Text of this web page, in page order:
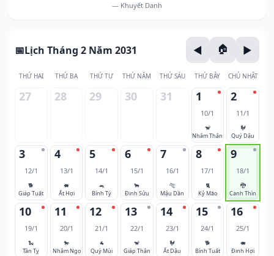
— Khuyết Danh
Lịch Tháng 2 Năm 2031
THỨ HAI THỨ BA THỨ TƯ THỨ NĂM THỨ SÁU THỨ BẢY CHỦ NHẬT
27 28 29 30 31 1
10/1
🐒
Nhâm Thân
2
11/1
🐓
Quý Dậu
3
12/1
🐕
Giáp Tuất
4
13/1
🐖
Ất Hợi
5
14/1
🐀
Bính Tý
6
15/1
🐂
Đinh Sửu
7
16/1
🐅
Mậu Dần
8
17/1
🐈
Kỷ Mão
9
18/1
🐉
Canh Thìn
10
19/1
🐍
Tân Tỵ
11
20/1
🐎
Nhâm Ngọ
12
21/1
🐐
Quý Mùi
13
22/1
🐒
Giáp Thân
14
23/1
🐓
Ất Dậu
15
24/1
🐕
Bính Tuất
16
25/1
🐖
Đinh Hợi